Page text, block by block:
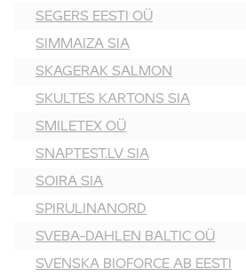
SEGERS EESTI OÜ
SIMMAIZA SIA
SKAGERAK SALMON
SKULTES KARTONS SIA
SMILETEX OÜ
SNAPTEST.LV SIA
SOIRA SIA
SPIRULINANORD
SVEBA-DAHLEN BALTIC OÜ
SVENSKA BIOFORCE AB EESTI